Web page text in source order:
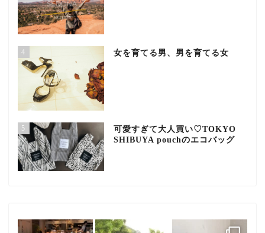
4 女を育てる男、男を育てる女
5
可愛すぎて大人買い♡TOKYO
SHIBUYA pouchのエコバッグ